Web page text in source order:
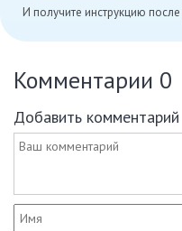
И получите инструкцию после
Комментарии 0
Добавить комментарий